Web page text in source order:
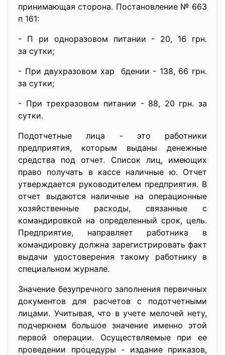
принимающая сторона. Постановление № 663
п 161:
- П ри одноразовом питании - 20, 16 грн.
за сутки;
- При двухразовом хар бдении - 138, 66 грн.
за сутки;
- При трехразовом питании - 88, 20 грн. за
сутки.
Подотчетные лица - это работники
предприятия, которым выданы денежные
средства под отчет. Список лиц, имеющих
право получать в кассе наличные ю. Отчет
утверждается руководителем предприятия. В
отчет выдаются наличные на операционные
хозяйственные расходы, связанные с
командировкой на определенный срок, цель.
Предприятие, направляет работника в
командировку должна зарегистрировать факт
выдачи удостоверения такому работнику в
специальном журнале.
Значение безупречного заполнения первичных
документов для расчетов с подотчетными
лицами. Учитывая, что в учете мелочей нету,
подчеркнем большое значение именно этой
первой операции. Осуществляемые при ее
проведении процедуры - издание приказов,